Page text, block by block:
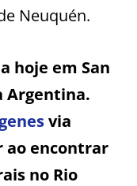
Neuquén.
hoje em San
Argentina.
via
ao encontrar
no Rio